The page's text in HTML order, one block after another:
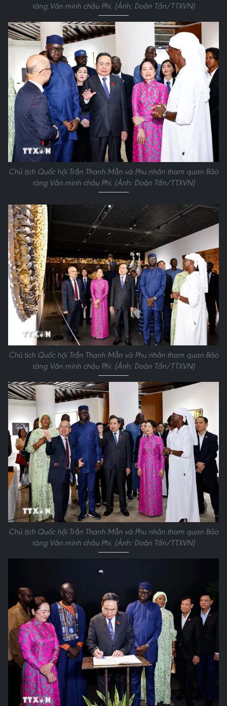
tàng Văn minh châu Phi. (Ảnh: Doãn Tấn/TTXVN)
Chủ tịch Quốc hội Trần Thanh Mẫn và Phu nhân tham quan Bảo
tàng Văn minh châu Phi. (Ảnh: Doãn Tấn/TTXVN)
Chủ tịch Quốc hội Trần Thanh Mẫn và Phu nhân tham quan Bảo
tàng Văn minh châu Phi. (Ảnh: Doãn Tấn/TTXVN)
Chủ tịch Quốc hội Trần Thanh Mẫn và Phu nhân tham quan Bảo
tàng Văn minh châu Phi. (Ảnh: Doãn Tấn/TTXVN)